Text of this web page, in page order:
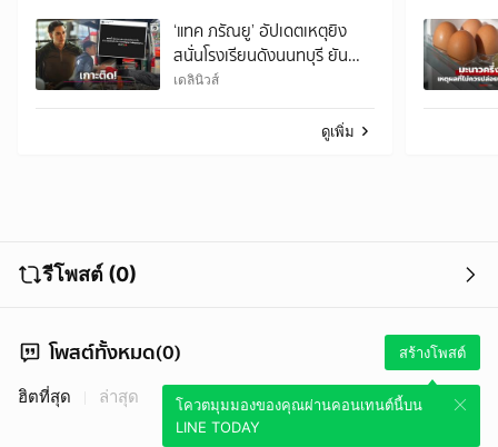
‘แทค ภรัณยู’ อัปเดตเหตุยิง
สนั่นโรงเรียนดังนนทบุรี ยัน
กู้ภัยดูแลเต็มที่-น้องๆ บางส่วน
เดลินิวส์
ดูเพิ่ม
รีโพสต์ (0)
โพสต์ทั้งหมด(0) สร้างโพสต์
โควตมุมมองของคุณผ่านคอนเทนต์นี้บน
LINE TODAY
ฮิตที่สุด ล่าสุด